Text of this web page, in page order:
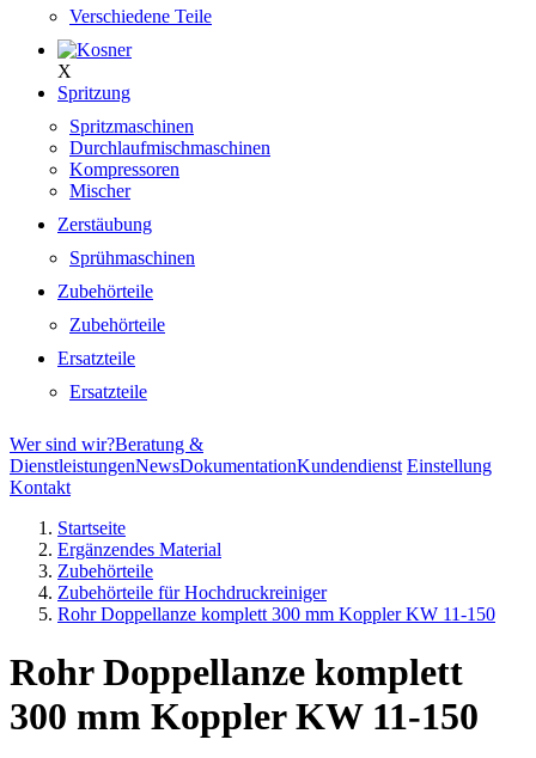
Verschiedene Teile
X
Spritzung
Spritzmaschinen
Durchlaufmischmaschinen
Kompressoren
Mischer
Zerstäubung
Sprühmaschinen
Zubehörteile
Zubehörteile
Ersatzteile
Ersatzteile
Wer sind wir?Beratung &
DienstleistungenNewsDokumentationKundendienst Einstellung
Kontakt
Startseite
Ergänzendes Material
Zubehörteile
Zubehörteile für Hochdruckreiniger
Rohr Doppellanze komplett 300 mm Koppler KW 11-150
Rohr Doppellanze komplett
300 mm Koppler KW 11-150